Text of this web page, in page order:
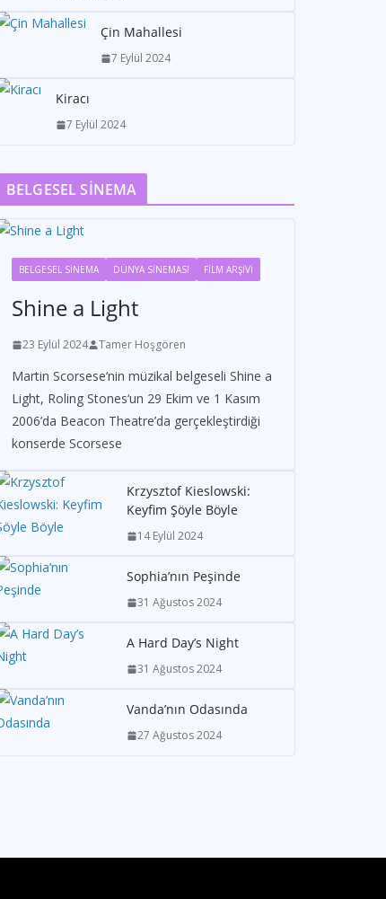
Çin Mahallesi
7 Eylül 2024
Kiracı
7 Eylül 2024
BELGESEL SİNEMA
BELGESEL SİNEMA DÜNYA SİNEMASI FİLM ARŞİVİ
Shine a Light
23 Eylül 2024 Tamer Hoşgören
Martin Scorsese‘nin müzikal belgeseli Shine a
Light, Roling Stones‘un 29 Ekim ve 1 Kasım
2006’da Beacon Theatre’da gerçekleştirdiği
konserde Scorsese
Krzysztof Kieslowski:
Keyfim Şöyle Böyle
14 Eylül 2024
Sophia’nın Peşinde
31 Ağustos 2024
A Hard Day’s Night
31 Ağustos 2024
Vanda’nın Odasında
27 Ağustos 2024